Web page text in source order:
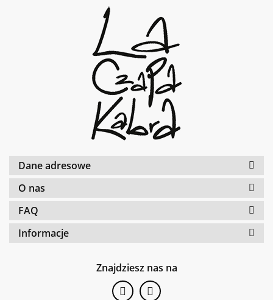
Dane adresowe
O nas
FAQ
Informacje
Znajdziesz nas na